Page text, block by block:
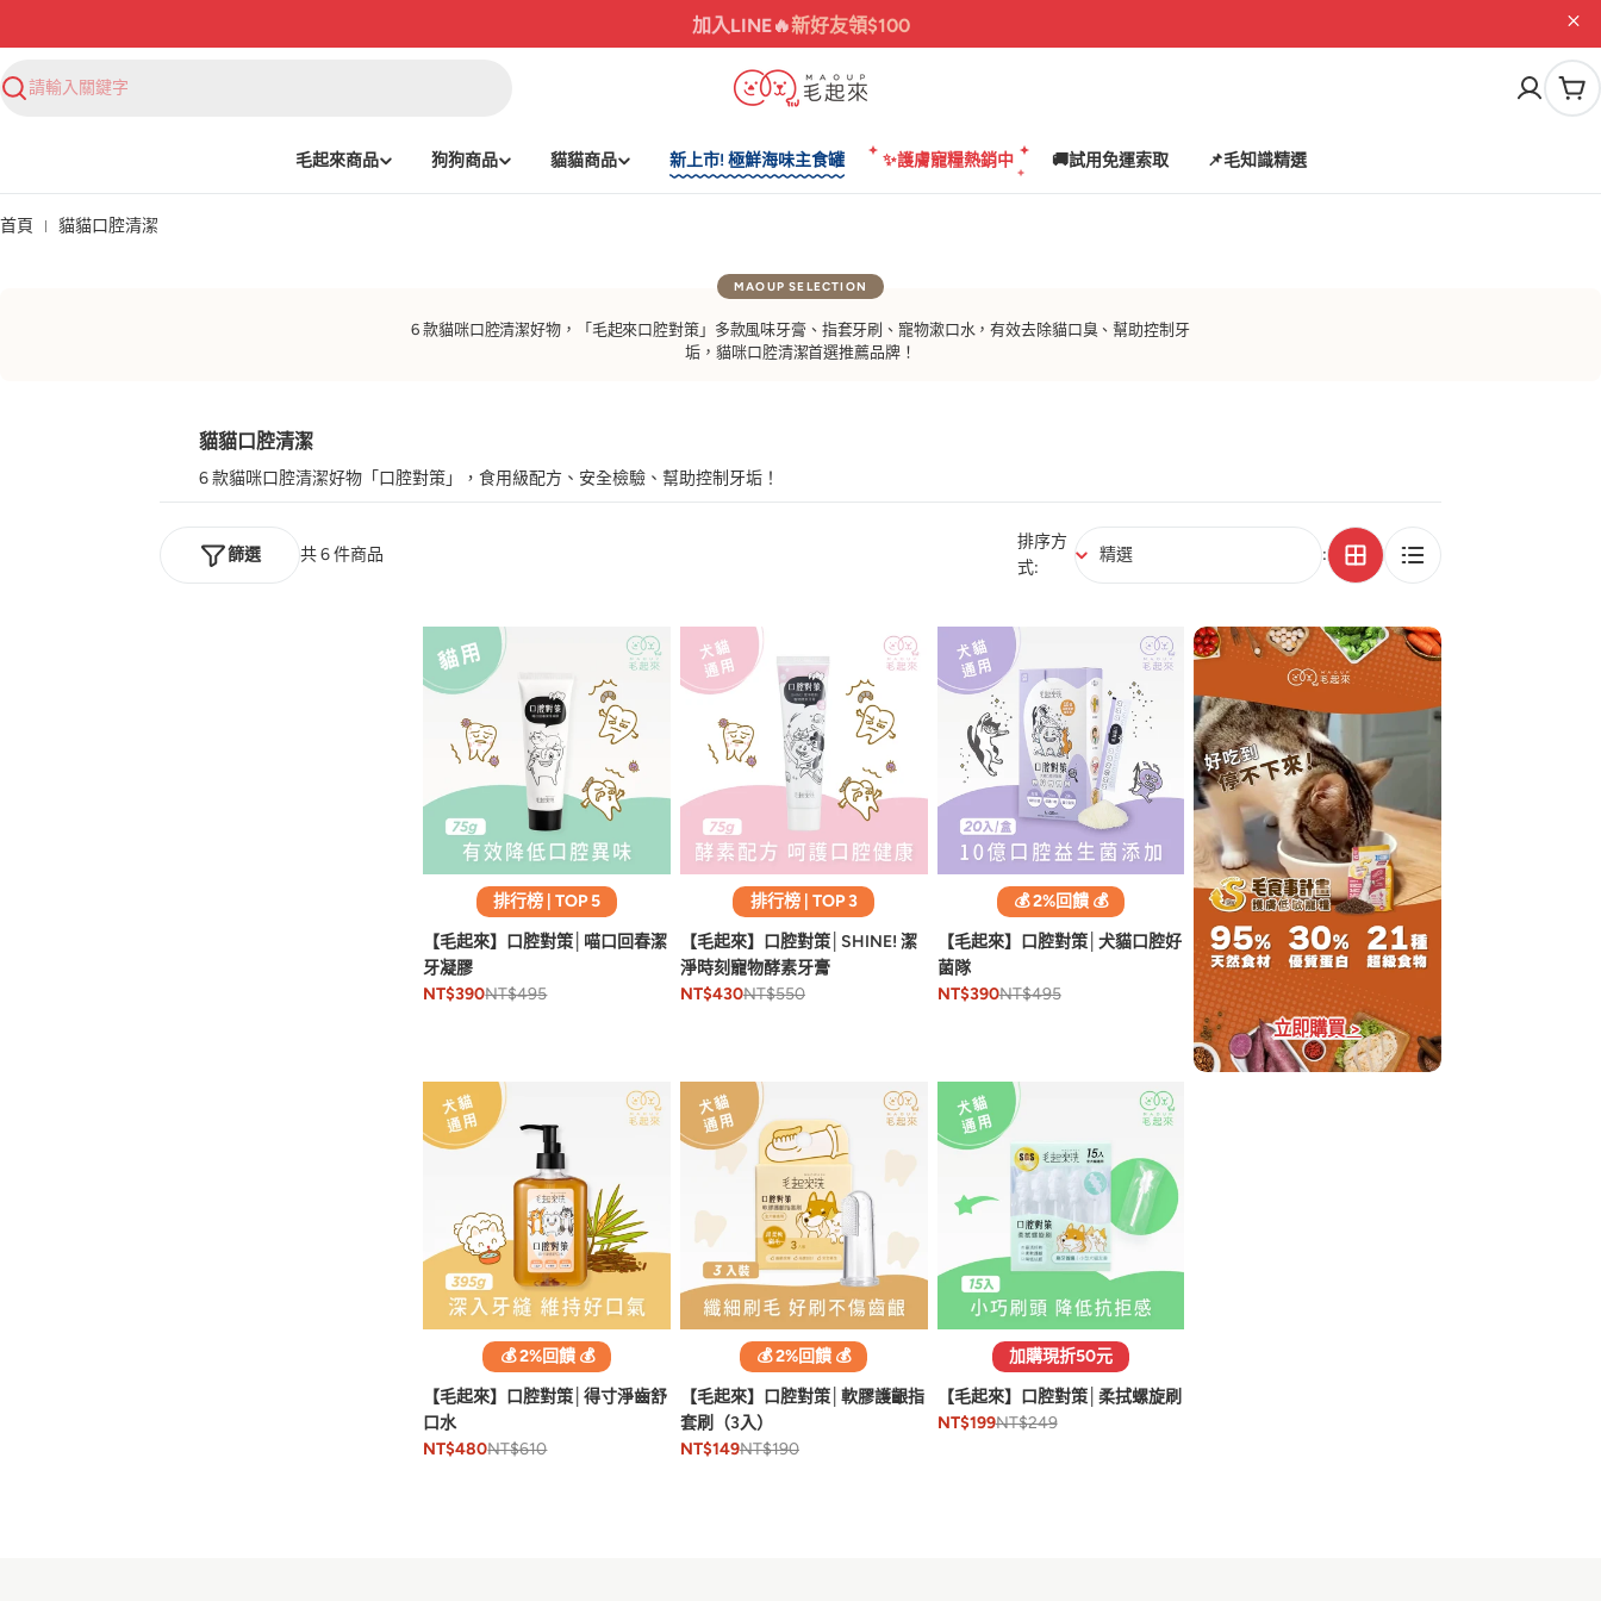
加入LINE🔥新好友領$100
搜
購
毛起來商品 狗狗商品 貓貓商品 新上市! 極鮮海味主食罐 ✨護膚寵糧熱銷中 🚚試用免運索取 📌毛知識精選
首頁 貓貓口腔清潔
6 款貓咪口腔清潔好物，「毛起來口腔對策」多款風味牙膏、指套牙刷、寵物漱口水，有效去除貓口臭、幫助控制牙
垢，貓咪口腔清潔首選推薦品牌！
貓貓口腔清潔
6 款貓咪口腔清潔好物「口腔對策」，食用級配方、安全檢驗、幫助控制牙垢！
共 6 件商品
篩選
排序方
式:
:
排行榜 | TOP 5
【毛起來】口腔對策│喵口回春潔
牙凝膠
NT$390NT$495
排行榜 | TOP 3
【毛起來】口腔對策│SHINE! 潔
淨時刻寵物酵素牙膏
NT$430NT$550
💰 2%回饋 💰
【毛起來】口腔對策│犬貓口腔好
菌隊
NT$390NT$495
立即購買 >
💰 2%回饋 💰
【毛起來】口腔對策│得寸淨齒舒
口水
NT$480NT$610
💰 2%回饋 💰
【毛起來】口腔對策│軟膠護齦指
套刷（3入）
NT$149NT$190
加購現折50元
【毛起來】口腔對策│柔拭螺旋刷
NT$199NT$249